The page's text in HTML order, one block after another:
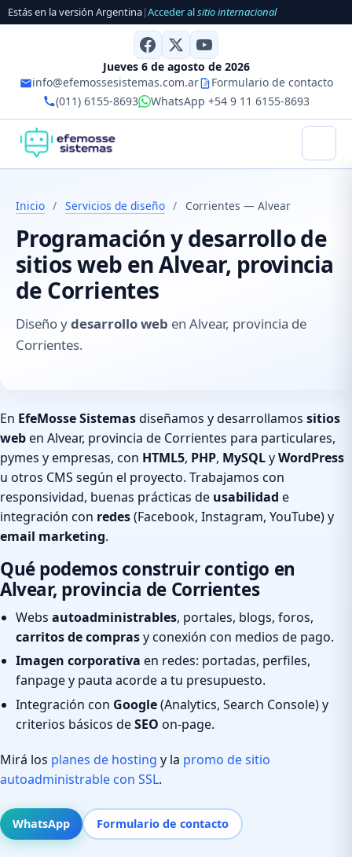
Estás en la versión Argentina|Acceder alsitio internacional
Jueves 6 de agosto de 2026
info@efemossesistemas.com.ar
Formulario de contacto
(011) 6155-8693
WhatsApp +54 9 11 6155-8693
Inicio / Servicios de diseño / Corrientes — Alvear
Programación y desarrollo de
sitios web en Alvear, provincia
de Corrientes
Diseño ydesarrollo web en Alvear, provincia de
Corrientes.
En EfeMosse Sistemasdiseñamos y desarrollamos sitios
weben Alvear, provincia de Corrientes para particulares,
pymes y empresas, con HTML5, PHP, MySQLyWordPress
u otros CMS según el proyecto. Trabajamos con
responsividad, buenas prácticas de usabilidad e
integración con redes(Facebook, Instagram, YouTube) y
email marketing.
Qué podemos construir contigo en
Alvear, provincia de Corrientes
Webs autoadministrables, portales, blogs, foros,
carritos de comprasy conexión con medios de pago.
Imagen corporativa en redes: portadas, perfiles,
fanpage y pauta acorde a tu presupuesto.
Integración con Google(Analytics, Search Console) y
criterios básicos deSEO on-page.
Mirá los planes de hosting y la promo de sitio
autoadministrable con SSL.
WhatsApp Formulario de contacto